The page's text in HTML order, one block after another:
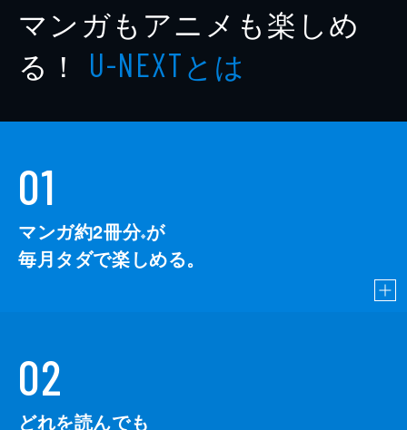
マンガもアニメも楽しめ
る！ U-NEXTとは
01
マンガ約2冊分※が
毎月タダで楽しめる。
02
どれを読んでも